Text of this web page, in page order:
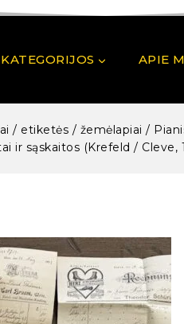
KATEGORIJOS APIE
/ etiketės / žemėlapiai /
ir sąskaitos (Krefeld / Cleve,